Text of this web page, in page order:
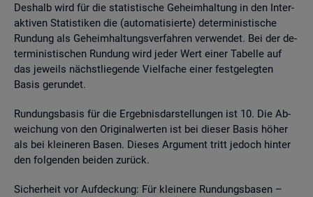
Des­halb wird für die sta­tis­ti­sche Ge­heim­hal­tung in den In­ter­
ak­ti­ven Sta­tis­ti­ken die (au­to­ma­ti­sier­te) de­ter­mi­nis­ti­sche
Run­dung als Ge­heim­hal­tungs­ver­fah­ren ver­wen­det. Bei der de­
ter­mi­nis­ti­schen Run­dung wird jeder Wert einer Ta­bel­le auf
das je­weils nächst­lie­gen­de Viel­fa­che einer fest­ge­leg­ten
Basis ge­run­det.
Run­dungs­ba­sis für die Er­geb­nis­dar­stel­lun­gen ist 10. Die Ab­
wei­chung von den Ori­gi­nal­wer­ten ist bei die­ser Basis höher
als bei klei­ne­ren Basen. Die­ses Ar­gu­ment tritt je­doch hin­ter
den fol­gen­den bei­den zu­rück.
Si­cher­heit vor Auf­de­ckung: Für klei­ne­re Run­dungs­ba­sen –